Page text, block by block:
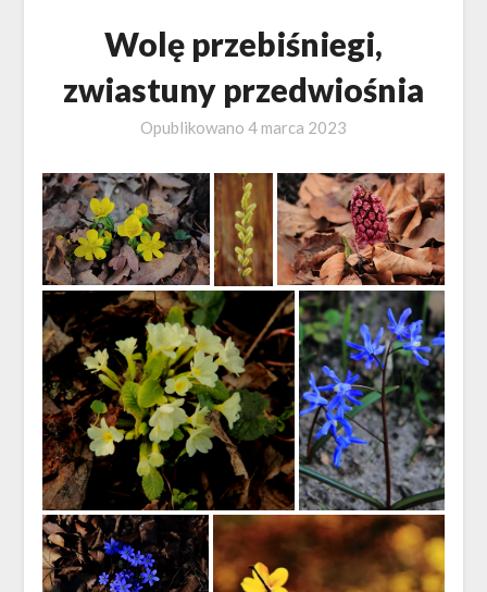
Wolę przebiśniegi,
zwiastuny przedwiośnia
Opublikowano 4 marca 2023